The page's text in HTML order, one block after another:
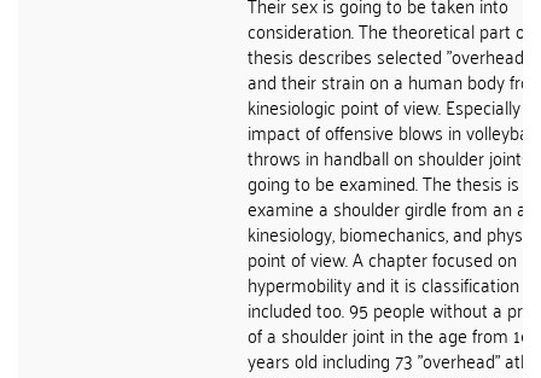
consideration. The theoretical part of
thesis describes selected "overhead"
and their strain on a human body
kinesiologic point of view. Especially
impact of offensive blows in
throws in handball on shoulder joints
going to be examined. The thesis is
examine a shoulder girdle from an
kinesiology, biomechanics, and
point of view. A chapter focused on
hypermobility and it is classification is
included too. 95 people without a
of a shoulder joint in the age from 16
years old including 73 "overhead"